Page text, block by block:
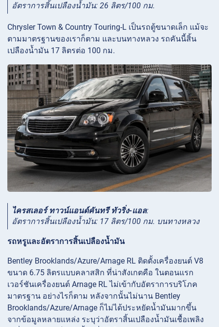
อัตราการสิ้นเปลืองน้ำมัน: 26 ลิตร/100 กม.
Chrysler Town & Country Touring-L เป็นรถตู้ขนาดเล็ก แม้จะ
ตามมาตรฐานของเราก็ตาม และบนทางหลวง รถคันนี้สิ้น
เปลืองน้ำมัน 17 ลิตรต่อ 100 กม.
ไครสเลอร์ ทาวน์แอนด์คันทรี ทัวริ่ง-แอล:
อัตราการสิ้นเปลืองน้ำมัน: 17 ลิตร/100 กม. บนทางหลวง
รถหรูและอัตราการสิ้นเปลืองน้ำมัน
Bentley Brooklands/Azure/Arnage RL ติดตั้งเครื่องยนต์ V8
ขนาด 6.75 ลิตรแบบคลาสสิก ที่น่าสังเกตคือ ในตอนแรก
เวอร์ชันเครื่องยนต์ Arnage RL ไม่เข้ากับอัตราการบริโภค
มาตรฐาน อย่างไรก็ตาม หลังจากนั้นไม่นาน Bentley
Brooklands/Azure/Arnage ก็ไม่ได้ประหยัดน้ำมันมากขึ้น
จากข้อมูลหลายแหล่ง ระบุว่าอัตราสิ้นเปลืองน้ำมันเชื้อเพลิง